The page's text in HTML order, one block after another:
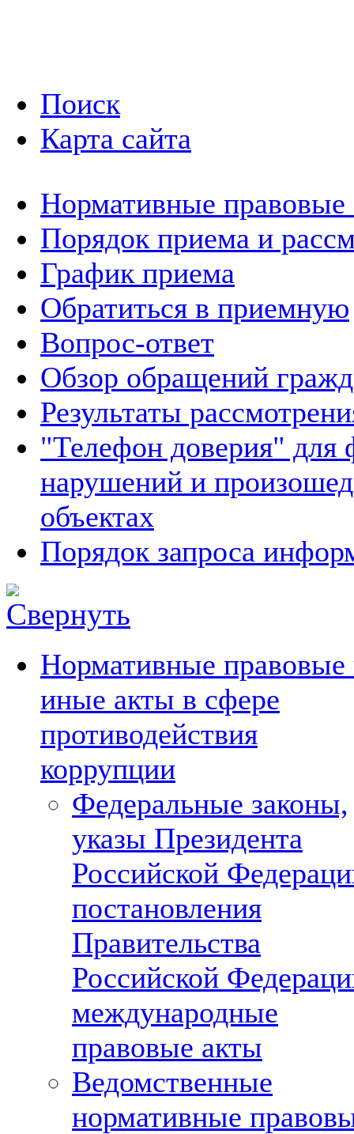
Поиск
Карта сайта
Нормативные правовые
Порядок приема и
График приема
Обратиться в приемную
Вопрос-ответ
Обзор обращений
Результаты
"Телефон доверия" для
нарушений и
объектах
Порядок запроса
Нормативные правовые
иные акты в сфере
противодействия
коррупции
Федеральные законы,
указы Президента
Российской
постановления
Правительства
Российской
международные
правовые акты
Ведомственные
нормативные